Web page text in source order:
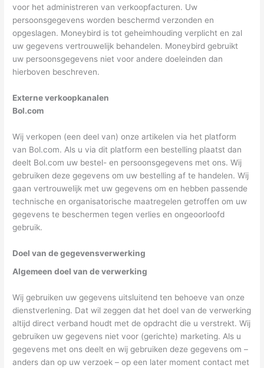
voor het administreren van verkoopfacturen. Uw
persoonsgegevens worden beschermd verzonden en
opgeslagen. Moneybird is tot geheimhouding verplicht en zal
uw gegevens vertrouwelijk behandelen. Moneybird gebruikt
uw persoonsgegevens niet voor andere doeleinden dan
hierboven beschreven.
Externe verkoopkanalen
Bol.com
Wij verkopen (een deel van) onze artikelen via het platform
van Bol.com. Als u via dit platform een bestelling plaatst dan
deelt Bol.com uw bestel- en persoonsgegevens met ons. Wij
gebruiken deze gegevens om uw bestelling af te handelen. Wij
gaan vertrouwelijk met uw gegevens om en hebben passende
technische en organisatorische maatregelen getroffen om uw
gegevens te beschermen tegen verlies en ongeoorloofd
gebruik.
Doel van de gegevensverwerking
Algemeen doel van de verwerking
Wij gebruiken uw gegevens uitsluitend ten behoeve van onze
dienstverlening. Dat wil zeggen dat het doel van de verwerking
altijd direct verband houdt met de opdracht die u verstrekt. Wij
gebruiken uw gegevens niet voor (gerichte) marketing. Als u
gegevens met ons deelt en wij gebruiken deze gegevens om –
anders dan op uw verzoek – op een later moment contact met